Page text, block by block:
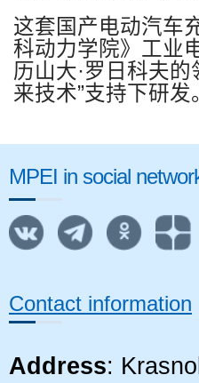
这套国产电动汽车
科动力学院》工业
历山大·罗日科夫的
来技术”支持下研发
MPEI in social
Contact information
Address: